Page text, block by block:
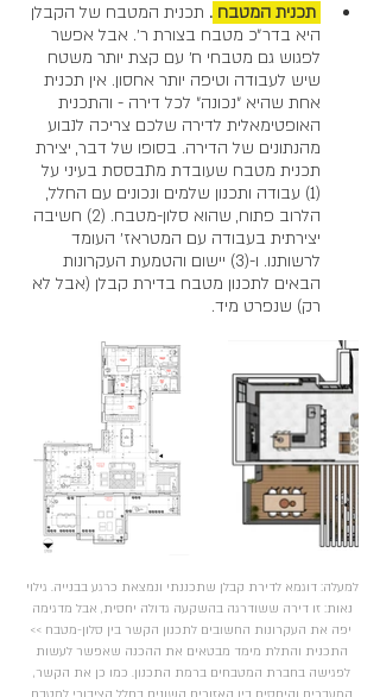
. תכנית המטבח של הקבלן
היא בדר״כ מטבח בצורת ר׳. אבל אפשר
לפגוש גם מטבחי ח׳ עם קצת יותר משטח
שיש לעבודה וטיפה יותר אחסון. אין תכנית
אחת שהיא ״נכונה״ לכל דירה - והתכנית
האופטימאלית לדירה שלכם צריכה לנבוע
מהנתונים של הדירה. בסופו של דבר, יצירת
תכנית מטבח שעובדת מתבססת בעיני על
(1) עבודה ותכנון שלמים ונכונים עם החלל,
הלרוב פתוח, שהוא סלון-מטבח. (2) חשיבה
יצירתית בעבודה עם המטראז׳ העומד
לרשותנו. ו-(3) יישום והטמעת העקרונות
הבאים לתכנון מטבח בדירת קבלן (אבל לא
רק) שנפרט מיד.
למעלה: דוגמא לדירת קבלן שתכננתי ונמצאת כרגע בבנייה. גילוי
נאות: זו דירה ששודרגה בהשקעה גדולה יחסית, אבל מדגימה
יפה את העקרונות החשובים לתכנון הקשר בין סלון-מטבח >>
התכנית והתלת מימד מבטאים את ההכנה שאפשר לעשות
לפגישה בחברת המטבחים ברמת התכנון. כמו כן את הקשר,